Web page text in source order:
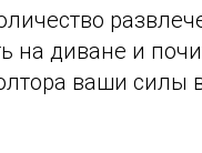
диване и
ваши силы